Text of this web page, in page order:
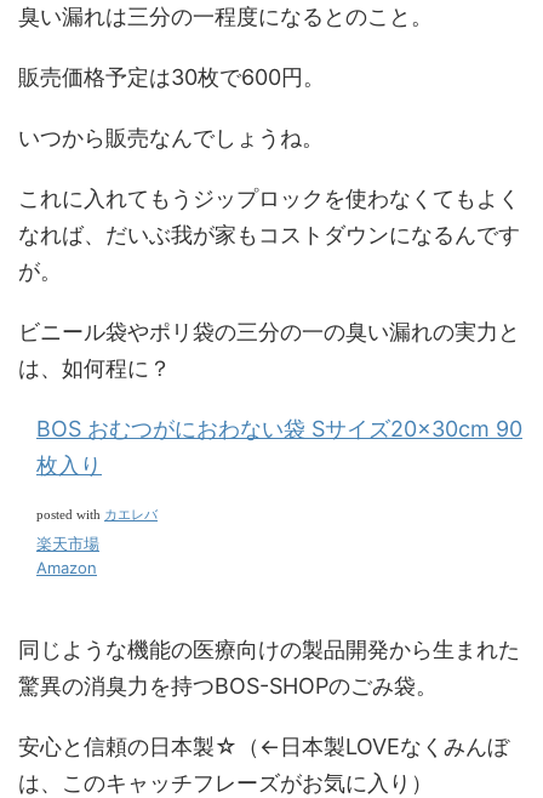
臭い漏れは三分の一程度になるとのこと。
販売価格予定は30枚で600円。
いつから販売なんでしょうね。
これに入れてもうジップロックを使わなくてもよく
なれば、だいぶ我が家もコストダウンになるんです
が。
ビニール袋やポリ袋の三分の一の臭い漏れの実力と
は、如何程に？
BOS おむつがにおわない袋 Sサイズ20×30cm 90
枚入り
posted with カエレバ
楽天市場
Amazon
同じような機能の医療向けの製品開発から生まれた
驚異の消臭力を持つBOS-SHOPのごみ袋。
安心と信頼の日本製☆（←日本製LOVEなくみんぼ
は、このキャッチフレーズがお気に入り）